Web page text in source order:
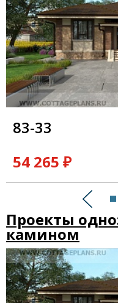
83-33
54 265 ₽
Проекты
камином